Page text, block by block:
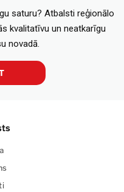
saturu? Atbalsti reģionālo
kvalitatīvu un neatkarīgu
novadā.